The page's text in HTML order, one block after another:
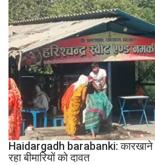
Haidargadh barabanki: कारखाने
रहा बीमारियों को दावत